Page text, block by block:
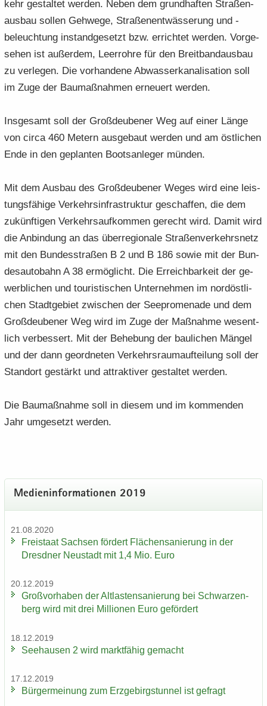
kehr ge­stal­tet wer­den. Neben dem grund­haf­ten Stra­ßen­
aus­bau sol­len Geh­we­ge, Stra­ßen­ent­wäs­se­rung und -​
beleuchtung in­stand­ge­setzt bzw. er­rich­tet wer­den. Vor­ge­
se­hen ist au­ßer­dem, Leer­roh­re für den Breit­band­aus­bau
zu ver­le­gen. Die vor­han­de­ne Ab­was­ser­ka­na­li­sa­ti­on soll
im Zuge der Bau­maß­nah­men er­neu­ert wer­den.
Ins­ge­samt soll der Groß­deu­be­ner Weg auf einer Länge
von circa 460 Me­tern aus­ge­baut wer­den und am öst­li­chen
Ende in den ge­plan­ten Boots­an­le­ger mün­den.
Mit dem Aus­bau des Groß­deu­be­ner Weges wird eine leis­
tungs­fä­hi­ge Ver­kehrs­in­fra­struk­tur ge­schaf­fen, die dem
zu­künf­ti­gen Ver­kehrs­auf­kom­men ge­recht wird. Damit wird
die An­bin­dung an das über­re­gio­na­le Stra­ßen­ver­kehrs­netz
mit den Bun­des­stra­ßen B 2 und B 186 sowie mit der Bun­
des­au­to­bahn A 38 er­mög­licht. Die Er­reich­bar­keit der ge­
werb­li­chen und tou­ris­ti­schen Un­ter­neh­men im nord­öst­li­
chen Stadt­ge­biet zwi­schen der See­pro­me­na­de und dem
Groß­deu­be­ner Weg wird im Zuge der Maß­nah­me we­sent­
lich ver­bes­sert. Mit der Be­he­bung der bau­li­chen Män­gel
und der dann ge­ord­ne­ten Ver­kehrs­raum­auf­tei­lung soll der
Stand­ort ge­stärkt und at­trak­ti­ver ge­stal­tet wer­den.
Die Bau­maß­nah­me soll in die­sem und im kom­men­den
Jahr um­ge­setzt wer­den.
Me­di­en­in­for­ma­tio­nen 2019
21.08.2020
Frei­staat Sach­sen för­dert Flä­chen­sa­nie­rung in der
Dresd­ner Neu­stadt mit 1,4 Mio. Euro
20.12.2019
Groß­vor­ha­ben der Alt­las­ten­sa­nie­rung bei Schwar­zen­
berg wird mit drei Mil­lio­nen Euro ge­för­dert
18.12.2019
See­hau­sen 2 wird markt­fä­hig ge­macht
17.12.2019
Bür­ger­mei­nung zum Erz­ge­birgs­tun­nel ist ge­fragt